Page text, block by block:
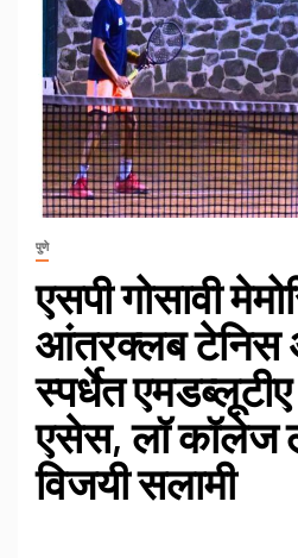
पुणे
एसपी गोसावी
आंतरक्लब टेनिस
स्पर्धेत एमडब्लूटीए
एसेस, लॉ कॉलेज
विजयी सलामी